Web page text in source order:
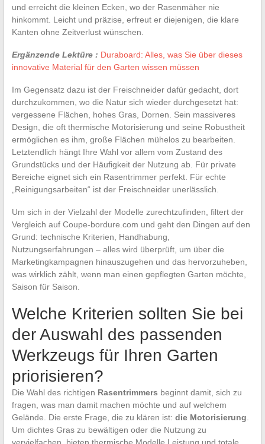
und erreicht die kleinen Ecken, wo der Rasenmäher nie
hinkommt. Leicht und präzise, erfreut er diejenigen, die klare
Kanten ohne Zeitverlust wünschen.
Ergänzende Lektüre : Duraboard: Alles, was Sie über dieses
innovative Material für den Garten wissen müssen
Im Gegensatz dazu ist der Freischneider dafür gedacht, dort
durchzukommen, wo die Natur sich wieder durchgesetzt hat:
vergessene Flächen, hohes Gras, Dornen. Sein massiveres
Design, die oft thermische Motorisierung und seine Robustheit
ermöglichen es ihm, große Flächen mühelos zu bearbeiten.
Letztendlich hängt Ihre Wahl vor allem vom Zustand des
Grundstücks und der Häufigkeit der Nutzung ab. Für private
Bereiche eignet sich ein Rasentrimmer perfekt. Für echte
„Reinigungsarbeiten“ ist der Freischneider unerlässlich.
Um sich in der Vielzahl der Modelle zurechtzufinden, filtert der
Vergleich auf Coupe-bordure.com und geht den Dingen auf den
Grund: technische Kriterien, Handhabung,
Nutzungserfahrungen – alles wird überprüft, um über die
Marketingkampagnen hinauszugehen und das hervorzuheben,
was wirklich zählt, wenn man einen gepflegten Garten möchte,
Saison für Saison.
Welche Kriterien sollten Sie bei
der Auswahl des passenden
Werkzeugs für Ihren Garten
priorisieren?
Die Wahl des richtigen Rasentrimmers beginnt damit, sich zu
fragen, was man damit machen möchte und auf welchem
Gelände. Die erste Frage, die zu klären ist: die Motorisierung
Um dichtes Gras zu bewältigen oder die Nutzung zu